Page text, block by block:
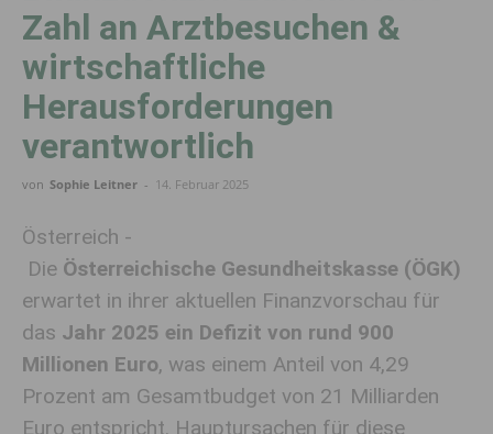
Zahl an Arztbesuchen &
wirtschaftliche
Herausforderungen
verantwortlich
von Sophie Leitner - 14. Februar 2025
Österreich -
Die Österreichische Gesundheitskasse (ÖGK)
erwartet in ihrer aktuellen Finanzvorschau für
das Jahr 2025 ein Defizit von rund 900
Millionen Euro, was einem Anteil von 4,29
Prozent am Gesamtbudget von 21 Milliarden
Euro entspricht. Hauptursachen für diese